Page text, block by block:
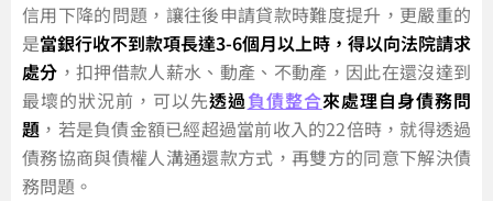
信用下降的問題，讓往後申請貸款時難度提升，更嚴重的
是當銀行收不到款項長達3-6個月以上時，得以向法院請求
處分 ，扣押借款人薪水、動產、不動產，因此在還沒達到
最壞的狀況前，可以先透過負債整合來處理自身債務問
題 ，若是負債金額已經超過當前收入的22倍時，就得透過
債務協商與債權人溝通還款方式，再雙方的同意下解決債
務問題。